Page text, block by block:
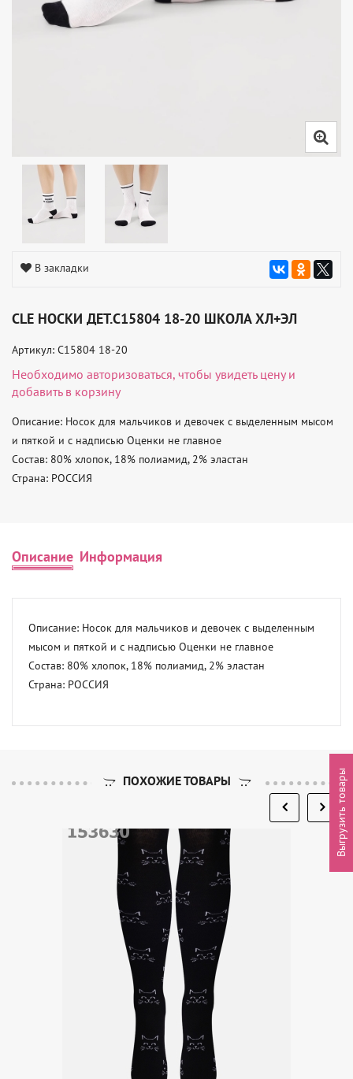
В закладки
CLE НОСКИ ДЕТ.С15804 18-20 ШКОЛА ХЛ+ЭЛ
Артикул: С15804 18-20
Необходимо авторизоваться, чтобы увидеть цену и
добавить в корзину
Описание: Носок для мальчиков и девочек с выделенным мысом
и пяткой и с надписью Оценки не главное
Состав: 80% хлопок, 18% полиамид, 2% эластан
Страна: РОССИЯ
Описание Информация
Описание: Носок для мальчиков и девочек с выделенным
мысом и пяткой и с надписью Оценки не главное
Состав: 80% хлопок, 18% полиамид, 2% эластан
Страна: РОССИЯ
ПОХОЖИЕ ТОВАРЫ Выгрузить товары